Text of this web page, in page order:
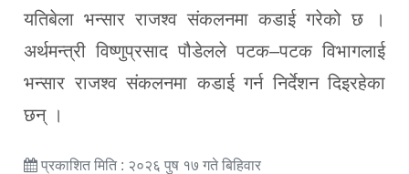
यतिबेला भन्सार राजश्व संकलनमा कडाई गरेको छ ।
अर्थमन्त्री विष्णुप्रसाद पौडेलले पटक–पटक विभागलाई
भन्सार राजश्व संकलनमा कडाई गर्न निर्देशन दिइरहेका
छन् ।
प्रकाशित मिति : २०२६ पुष १७ गते बिहिवार